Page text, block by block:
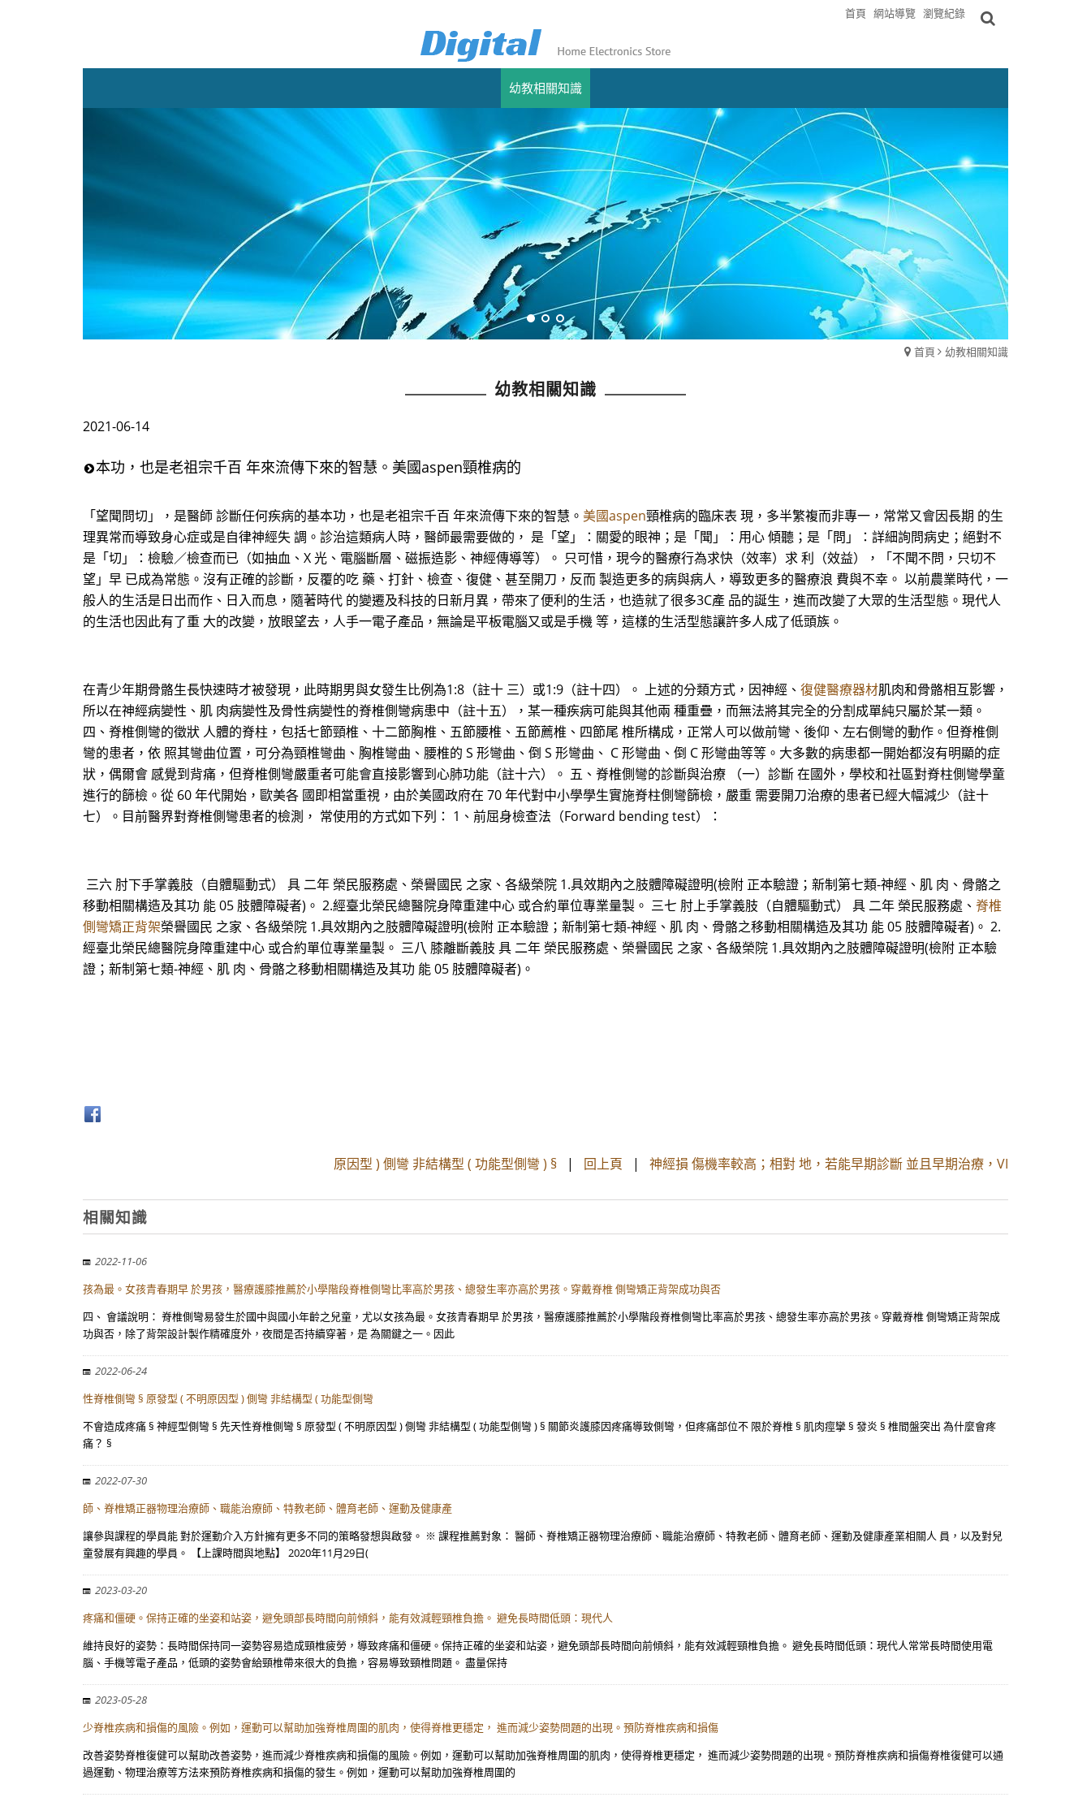
首頁 網站導覽 瀏覽紀錄
幼教相關知識
首頁 幼教相關知識
幼教相關知識
2021-06-14
本功，也是老祖宗千百 年來流傳下來的智慧。美國aspen頸椎病的
「望聞問切」，是醫師 診斷任何疾病的基本功，也是老祖宗千百 年來流傳下來的智慧。 美國aspen頸椎病的臨床表 現，多半繁複而非專一，常常又會因長期 的生
理異常而導致身心症或是自律神經失 調。診治這類病人時，醫師最需要做的， 是「望」：關愛的眼神；是「聞」：用心 傾聽；是「問」：詳細詢問病史；絕對不
是「切」：檢驗／檢查而已（如抽血、X 光、電腦斷層、磁振造影、神經傳導等）。 只可惜，現今的醫療行為求快（效率）求 利（效益），「不聞不問，只切不
望」早 已成為常態。沒有正確的診斷，反覆的吃 藥、打針、檢查、復健、甚至開刀，反而 製造更多的病與病人，導致更多的醫療浪 費與不幸。 以前農業時代，一
般人的生活是日出而作、日入而息，隨著時代 的變遷及科技的日新月異，帶來了便利的生活，也造就了很多3C產 品的誕生，進而改變了大眾的生活型態。現代人
的生活也因此有了重 大的改變，放眼望去，人手一電子產品，無論是平板電腦又或是手機 等，這樣的生活型態讓許多人成了低頭族。
在青少年期骨骼生長快速時才被發現，此時期男與女發生比例為1:8（註十 三）或1:9（註十四）。 上述的分類方式，因神經、 復健醫療器材肌肉和骨骼相互影響，
所以在神經病變性、肌 肉病變性及骨性病變性的脊椎側彎病患中（註十五），某一種疾病可能與其他兩 種重疊，而無法將其完全的分割成單純只屬於某一類。
四、脊椎側彎的徵狀 人體的脊柱，包括七節頸椎、十二節胸椎、五節腰椎、五節薦椎、四節尾 椎所構成，正常人可以做前彎、後仰、左右側彎的動作。但脊椎側
彎的患者，依 照其彎曲位置，可分為頸椎彎曲、胸椎彎曲、腰椎的 S 形彎曲、倒 S 形彎曲、 C 形彎曲、倒 C 形彎曲等等。大多數的病患都一開始都沒有明顯的症
狀，偶爾會 感覺到背痛，但脊椎側彎嚴重者可能會直接影響到心肺功能（註十六）。 五、脊椎側彎的診斷與治療 （一）診斷 在國外，學校和社區對脊柱側彎學童
進行的篩檢。從 60 年代開始，歐美各 國即相當重視，由於美國政府在 70 年代對中小學學生實施脊柱側彎篩檢，嚴重 需要開刀治療的患者已經大幅減少（註十
七）。目前醫界對脊椎側彎患者的檢測， 常使用的方式如下列： 1、前屈身檢查法（Forward bending test）：
三六 肘下手掌義肢（自體驅動式） 具 二年 榮民服務處、榮譽國民 之家、各級榮院 1.具效期內之肢體障礙證明(檢附 正本驗證；新制第七類-神經、肌 肉、骨骼之
移動相關構造及其功 能 05 肢體障礙者)。 2.經臺北榮民總醫院身障重建中心 或合約單位專業量製。 三七 肘上手掌義肢（自體驅動式） 具 二年 榮民服務處、 脊椎
側彎矯正背架榮譽國民 之家、各級榮院 1.具效期內之肢體障礙證明(檢附 正本驗證；新制第七類-神經、肌 肉、骨骼之移動相關構造及其功 能 05 肢體障礙者)。 2.
經臺北榮民總醫院身障重建中心 或合約單位專業量製。 三八 膝離斷義肢 具 二年 榮民服務處、榮譽國民 之家、各級榮院 1.具效期內之肢體障礙證明(檢附 正本驗
證；新制第七類-神經、肌 肉、骨骼之移動相關構造及其功 能 05 肢體障礙者)。
原因型 ) 側彎 非結構型 ( 功能型側彎 ) § | 回上頁 | 神經損 傷機率較高；相對 地，若能早期診斷 並且早期治療，VI
相關知識
2022-11-06
孩為最。女孩青春期早 於男孩，醫療護膝推薦於小學階段脊椎側彎比率高於男孩、總發生率亦高於男孩。穿戴脊椎 側彎矯正背架成功與否
四、 會議說明： 脊椎側彎易發生於國中與國小年齡之兒童，尤以女孩為最。女孩青春期早 於男孩，醫療護膝推薦於小學階段脊椎側彎比率高於男孩、總發生率亦高於男孩。穿戴脊椎 側彎矯正背架成
功與否，除了背架設計製作精確度外，夜間是否持續穿著，是 為關鍵之一。因此
2022-06-24
性脊椎側彎 § 原發型 ( 不明原因型 ) 側彎 非結構型 ( 功能型側彎
不會造成疼痛 § 神經型側彎 § 先天性脊椎側彎 § 原發型 ( 不明原因型 ) 側彎 非結構型 ( 功能型側彎 ) § 關節炎護膝因疼痛導致側彎，但疼痛部位不 限於脊椎 § 肌肉痙攣 § 發炎 § 椎間盤突出 為什麼會疼
痛？ §
2022-07-30
師、脊椎矯正器物理治療師、職能治療師、特教老師、體育老師、運動及健康產
讓參與課程的學員能 對於運動介入方針擁有更多不同的策略發想與啟發。 ※ 課程推薦對象： 醫師、脊椎矯正器物理治療師、職能治療師、特教老師、體育老師、運動及健康產業相關人 員，以及對兒
童發展有興趣的學員。 【上課時間與地點】 2020年11月29日(
2023-03-20
疼痛和僵硬。保持正確的坐姿和站姿，避免頭部長時間向前傾斜，能有效減輕頸椎負擔。 避免長時間低頭：現代人
維持良好的姿勢：長時間保持同一姿勢容易造成頸椎疲勞，導致疼痛和僵硬。保持正確的坐姿和站姿，避免頭部長時間向前傾斜，能有效減輕頸椎負擔。 避免長時間低頭：現代人常常長時間使用電
腦、手機等電子產品，低頭的姿勢會給頸椎帶來很大的負擔，容易導致頸椎問題。 盡量保持
2023-05-28
少脊椎疾病和損傷的風險。例如，運動可以幫助加強脊椎周圍的肌肉，使得脊椎更穩定， 進而減少姿勢問題的出現。預防脊椎疾病和損傷
改善姿勢脊椎復健可以幫助改善姿勢，進而減少脊椎疾病和損傷的風險。例如，運動可以幫助加強脊椎周圍的肌肉，使得脊椎更穩定， 進而減少姿勢問題的出現。預防脊椎疾病和損傷脊椎復健可以通
過運動、物理治療等方法來預防脊椎疾病和損傷的發生。例如，運動可以幫助加強脊椎周圍的